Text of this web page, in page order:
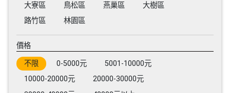
大寮區
鳥松區 燕巢區
大樹區
路竹區
林園區
價格
不限 0-5000元
5001-10000元
10000-20000元
20000-30000元